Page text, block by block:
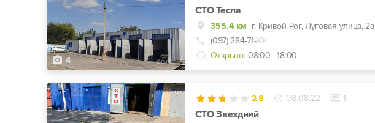
4
СТО Тесла
355.4 км г. Кривой Рог, Луговая улица, 2а
(097) 284-71-ХХ
Открыто: 08:00 - 18:00
2.8 08.08.22 1
СТО Звездний